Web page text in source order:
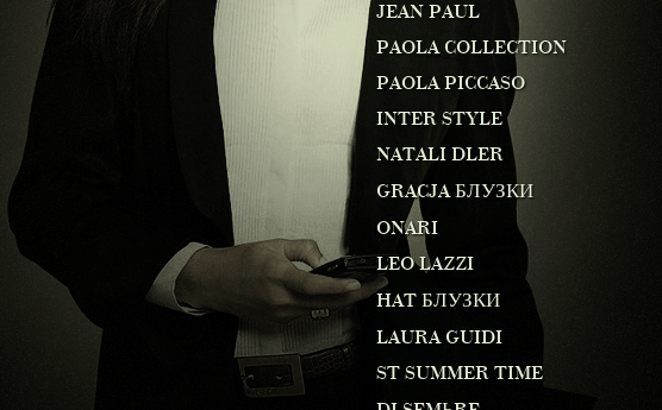
JEAN PAUL
PAOLA COLLECTION
PAOLA PICCASO
INTER STYLE
NATALI DLER
GRACJA БЛУЗКИ
ONARI
LEO LAZZI
HAT БЛУЗКИ
LAURA GUIDI
ST SUMMER TIME